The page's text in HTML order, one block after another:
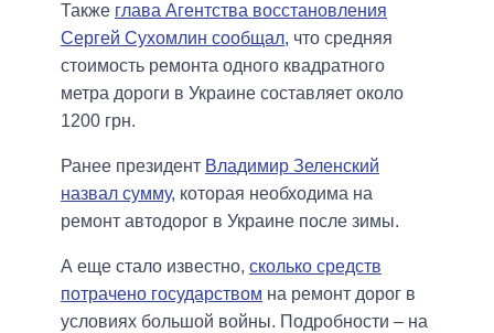
Также глава Агентства восстановления
Сергей Сухомлин сообщал, что средняя
стоимость ремонта одного квадратного
метра дороги в Украине составляет около
1200 грн.
Ранее президент Владимир Зеленский
назвал сумму, которая необходима на
ремонт автодорог в Украине после зимы.
А еще стало известно, сколько средств
потрачено государством на ремонт дорог в
условиях большой войны. Подробности – на